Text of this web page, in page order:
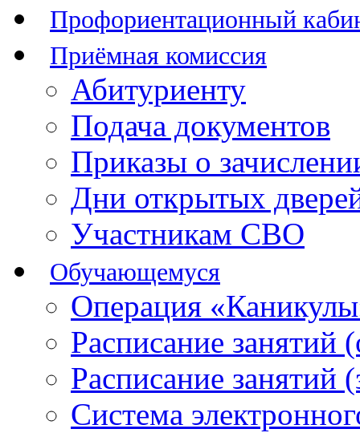
Профориентационный
Приёмная комиссия
Абитуриенту
Подача документов
Приказы о
Дни открытых
Участникам СВО
Обучающемуся
Операция
Расписание занятий
Расписание занятий
Система